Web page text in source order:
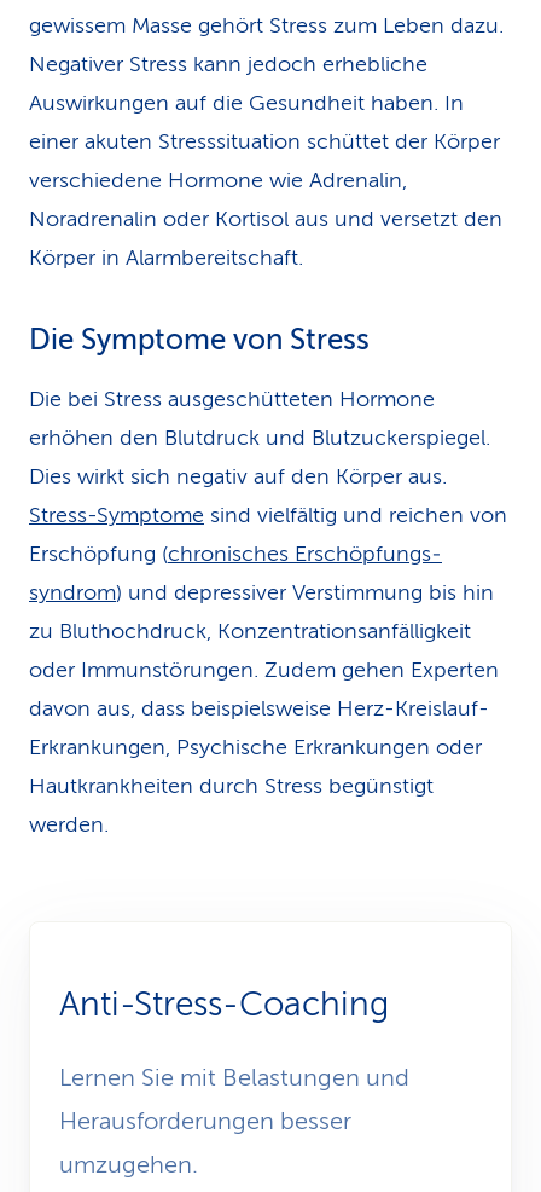
gewissem Masse gehört Stress zum Leben dazu.
Negativer Stress kann jedoch erhebliche
Auswirkungen auf die Gesundheit haben. In
einer akuten Stresssituation schüttet der Körper
verschiedene Hormone wie Adrenalin,
Noradrenalin oder Kortisol aus und versetzt den
Körper in Alarmbereitschaft.
Die Symptome von Stress
Die bei Stress ausgeschütteten Hormone
erhöhen den Blutdruck und Blutzuckerspiegel.
Dies wirkt sich negativ auf den Körper aus.
Stress-Symptome sind vielfältig und reichen von
Erschöpfung (chronisches Erschöpfungs­
syndrom) und depressiver Verstimmung bis hin
zu Bluthochdruck, Konzentrationsanfälligkeit
oder Immunstörungen. Zudem gehen Experten
davon aus, dass beispielsweise Herz-Kreislauf-
Erkrankungen, Psychische Erkrankungen oder
Hautkrankheiten durch Stress begünstigt
werden.
Anti-Stress-Coaching
Lernen Sie mit Belastungen und
Herausforderungen besser
umzugehen.